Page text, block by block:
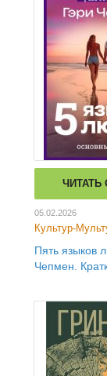
ЧИТАТЬ
05.02.2026
Культур-
Пять языков
Чепмен.